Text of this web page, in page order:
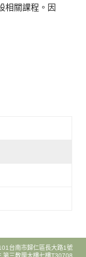
相關課程。因
台南市歸仁區長大路1號